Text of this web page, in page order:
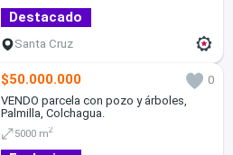
Destacado
Santa Cruz
$50.000.000
0
VENDO parcela con pozo y árboles,
Palmilla, Colchagua.
5000 m2